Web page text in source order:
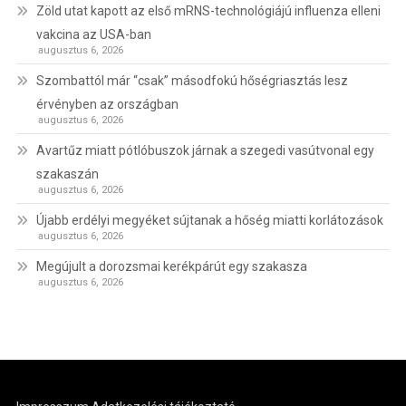
Zöld utat kapott az első mRNS-technológiájú influenza elleni
vakcina az USA-ban
augusztus 6, 2026
Szombattól már “csak” másodfokú hőségriasztás lesz
érvényben az országban
augusztus 6, 2026
Avartűz miatt pótlóbuszok járnak a szegedi vasútvonal egy
szakaszán
augusztus 6, 2026
Újabb erdélyi megyéket sújtanak a hőség miatti korlátozások
augusztus 6, 2026
Megújult a dorozsmai kerékpárút egy szakasza
augusztus 6, 2026